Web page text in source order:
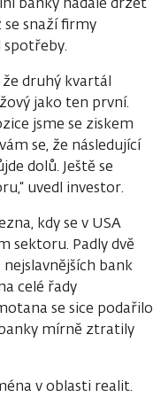
se snaží firmy
druhý kvartál
jako ten první.
jsme se ziskem
se, že následující
dolů. Ještě se
uvedl investor.
kdy se v USA
sektoru. Padly dvě
bank
celé řady
se sice podařilo
mírně ztratily
v oblasti realit.